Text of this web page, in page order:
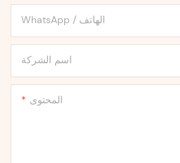
WhatsApp / الهاتف
اسم الشركة
المحتوى